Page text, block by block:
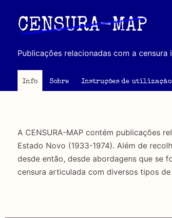
principal
CENSURA-MAP
Publicações relacionadas com a
Info Sobre Instruções de utilização
A CENSURA-MAP contém publicações
Estado Novo (1933-1974). Além de
desde então, desde abordagens que se
censura articulada com diversos tipos